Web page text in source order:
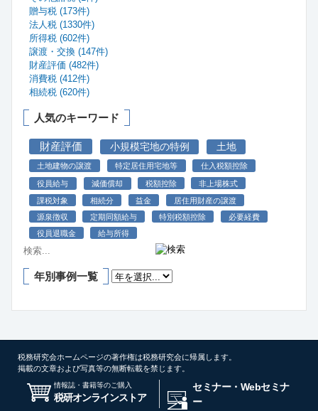
贈与税 (173件)
法人税 (1330件)
所得税 (602件)
譲渡・交換 (147件)
財産評価 (482件)
消費税 (412件)
相続税 (620件)
人気のキーワード
財産評価 小規模宅地の特例 土地
土地建物の譲渡 特定居住用宅地等 仕入税額控除
役員給与 減価償却 税額控除
非上場株式
課税対象
相続分 益金
居住用財産の譲渡
源泉徴収
定期同額給与 特別税額控除
必要経費
役員退職金
給与所得
年別事例一覧
税務研究会ホームページの著作権は税務研究会に帰属します。
掲載の文章および写真等の無断転載を禁じます。
情報誌・書籍等のご購入
税研オンラインストア
セミナー・Webセミナ
ー